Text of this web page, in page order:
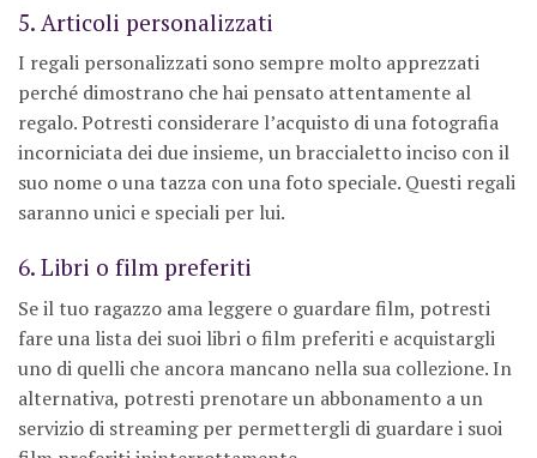
5. Articoli personalizzati
I regali personalizzati sono sempre molto apprezzati
perché dimostrano che hai pensato attentamente al
regalo. Potresti considerare l’acquisto di una fotografia
incorniciata dei due insieme, un braccialetto inciso con il
suo nome o una tazza con una foto speciale. Questi regali
saranno unici e speciali per lui.
6. Libri o film preferiti
Se il tuo ragazzo ama leggere o guardare film, potresti
fare una lista dei suoi libri o film preferiti e acquistargli
uno di quelli che ancora mancano nella sua collezione. In
alternativa, potresti prenotare un abbonamento a un
servizio di streaming per permettergli di guardare i suoi